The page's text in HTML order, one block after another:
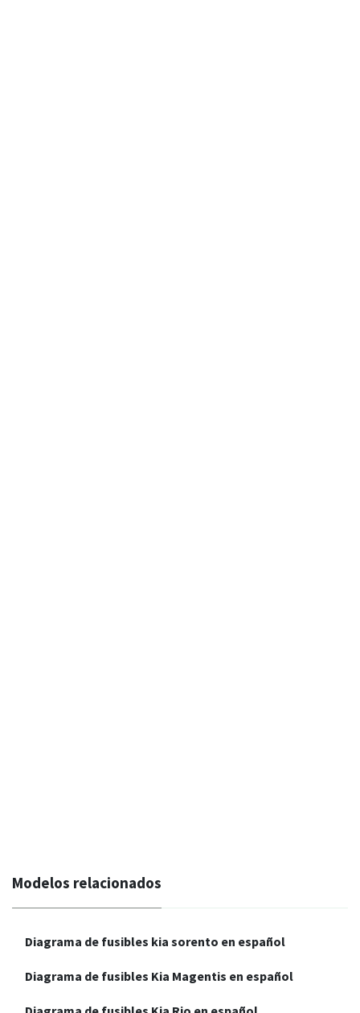
Modelos relacionados
Diagrama de fusibles kia sorento en español
Diagrama de fusibles Kia Magentis en español